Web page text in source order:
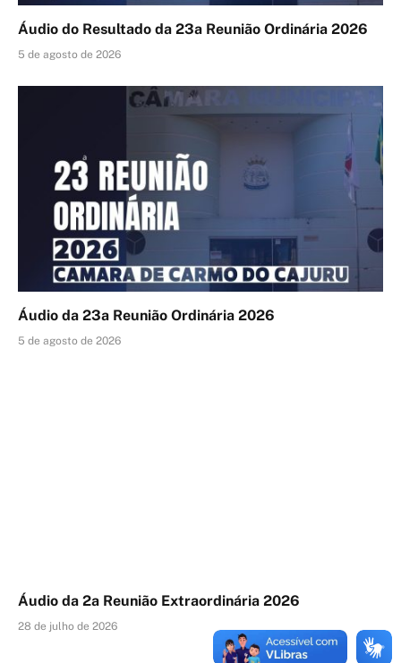
Áudio do Resultado da 23a Reunião Ordinária 2026
5 de agosto de 2026
Áudio da 23a Reunião Ordinária 2026
5 de agosto de 2026
Áudio da 2a Reunião Extraordinária 2026
28 de julho de 2026